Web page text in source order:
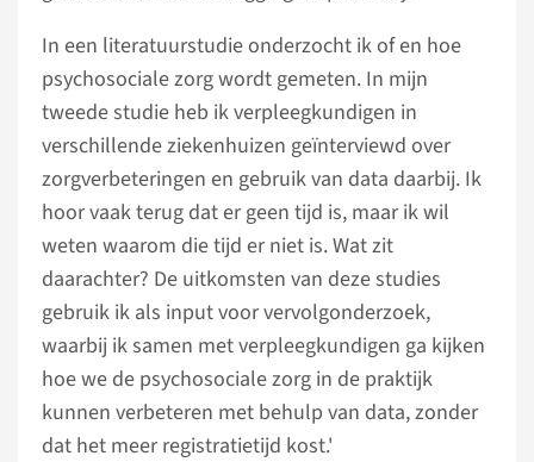
In een literatuurstudie onderzocht ik of en hoe
psychosociale zorg wordt gemeten. In mijn
tweede studie heb ik verpleegkundigen in
verschillende ziekenhuizen geïnterviewd over
zorgverbeteringen en gebruik van data daarbij. Ik
hoor vaak terug dat er geen tijd is, maar ik wil
weten waarom die tijd er niet is. Wat zit
daarachter? De uitkomsten van deze studies
gebruik ik als input voor vervolgonderzoek,
waarbij ik samen met verpleegkundigen ga kijken
hoe we de psychosociale zorg in de praktijk
kunnen verbeteren met behulp van data, zonder
dat het meer registratietijd kost.'